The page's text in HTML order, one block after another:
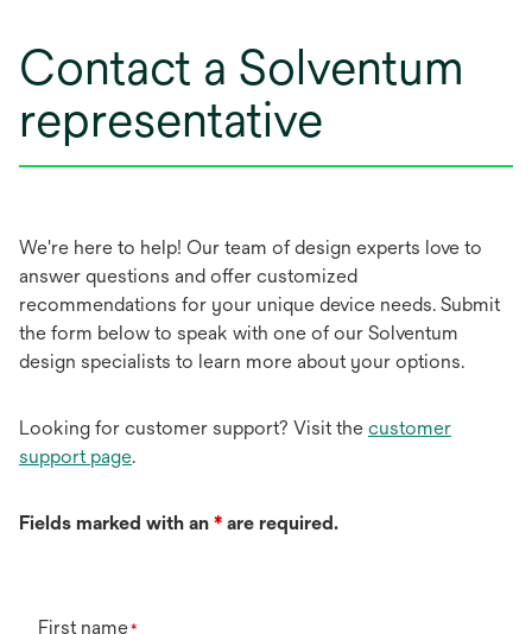
Contact a Solventum
representative
We're here to help! Our team of design experts love to
answer questions and offer customized
recommendations for your unique device needs. Submit
the form below to speak with one of our Solventum
design specialists to learn more about your options.
Looking for customer support? Visit the customer
support page.
Fields marked with an * are required.
First name*